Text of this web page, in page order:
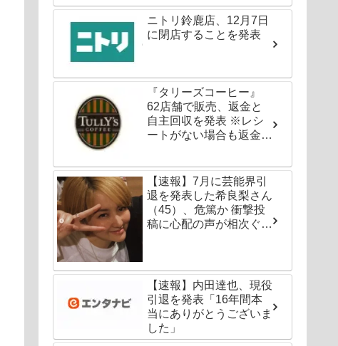
ニトリ鈴鹿店、12月7日
に閉店することを発表
『タリーズコーヒー』
62店舗で販売、返金と
自主回収を発表 ※レシ
ートがない場合も返金対
【速報】7月に芸能界引
退を発表した希良梨さん
（45）、危篤か 衝撃投
稿に心配の声が相次ぐ
【速報】内田達也、現役
引退を発表「16年間本
当にありがとうございま
した」